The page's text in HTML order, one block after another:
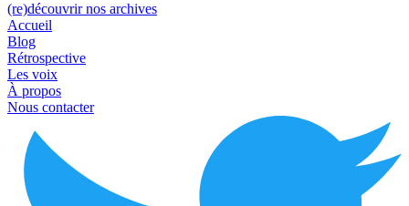
(re)découvrir nos archives
Accueil
Blog
Rétrospective
Les voix
À propos
Nous contacter